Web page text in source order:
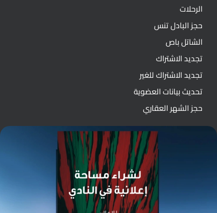
الرحلات
حجز البادل تنس
الشاتل باص
تجديد الاشتراك
تجديد الاشتراك للغير
تحديث بيانات العضوية
حجز الشهر العقاري